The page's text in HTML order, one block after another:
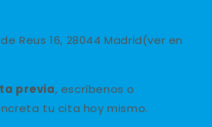
Reus 16, 28044 Madrid(ver en
previa, escríbenos o
tu cita hoy mismo.